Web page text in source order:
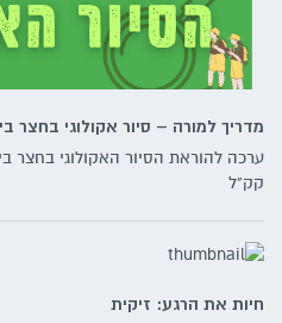
מדריך למורה – סיור אקולוגי בחצר
ערכה להוראת הסיור האקולוגי בחצר
קק"ל
חיות את הרגע: זיקית